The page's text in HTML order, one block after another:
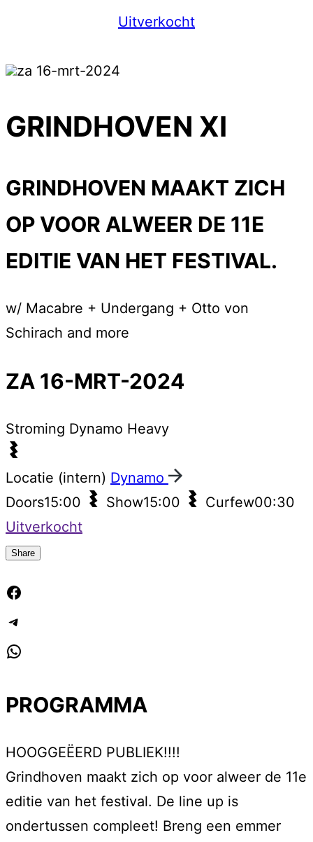
Uitverkocht
za 16-mrt-2024
GRINDHOVEN XI
GRINDHOVEN MAAKT ZICH
OP VOOR ALWEER DE 11E
EDITIE VAN HET FESTIVAL.
w/ Macabre + Undergang + Otto von
Schirach and more
ZA 16-MRT-2024
Stroming Dynamo Heavy
Locatie (intern) Dynamo
Doors15:00 Show15:00 Curfew00:30
Uitverkocht
Share
PROGRAMMA
HOOGGEËERD PUBLIEK!!!!
Grindhoven maakt zich op voor alweer de 11e
editie van het festival. De line up is
ondertussen compleet! Breng een emmer